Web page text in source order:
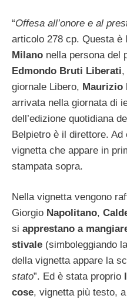
“Offesa all’onore e al
articolo 278 cp. Questa è
Milano nella persona del
Edmondo Bruti Liberati,
giornale Libero, Maurizio
arrivata nella giornata di
dell’edizione quotidiana
Belpietro è il direttore.
vignetta che appare in
stampata sopra.
Nella vignetta vengono
Giorgio Napolitano,
si apprestano a
stivale (simboleggiando
della vignetta appare la
stato”. Ed è stata proprio
cose, vignetta più testo,